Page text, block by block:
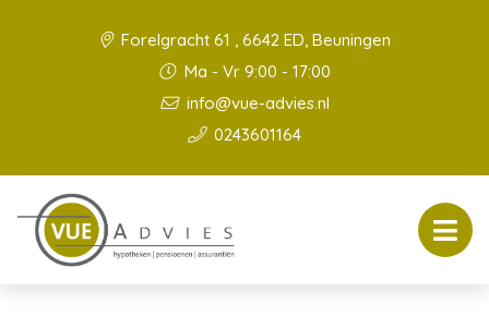
Forelgracht 61 , 6642 ED, Beuningen
Ma - Vr 9:00 - 17:00
info@vue-advies.nl
0243601164